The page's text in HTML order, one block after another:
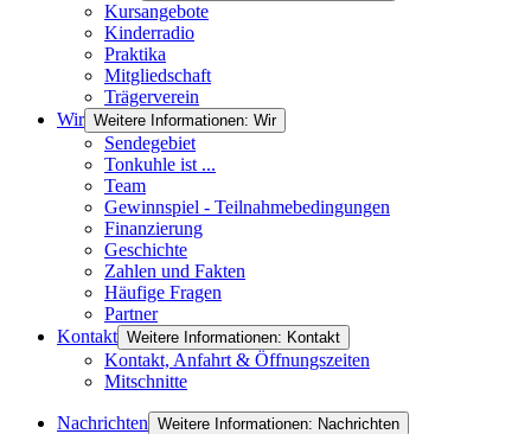
Kursangebote
Kinderradio
Praktika
Mitgliedschaft
Trägerverein
Wir Weitere Informationen: Wir
Sendegebiet
Tonkuhle ist ...
Team
Gewinnspiel - Teilnahmebedingungen
Finanzierung
Geschichte
Zahlen und Fakten
Häufige Fragen
Partner
Kontakt Weitere Informationen: Kontakt
Kontakt, Anfahrt & Öffnungszeiten
Mitschnitte
Nachrichten Weitere Informationen: Nachrichten